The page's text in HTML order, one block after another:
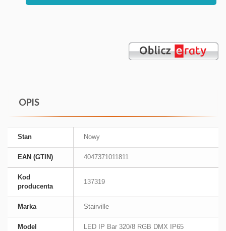
OPIS
Stan Nowy
EAN (GTIN) 4047371011811
Kod
producenta
137319
Marka Stairville
Model LED IP Bar 320/8 RGB DMX IP65